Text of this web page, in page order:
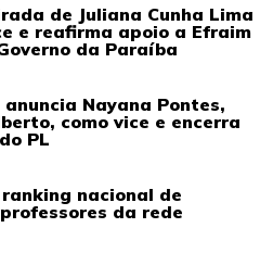
de Juliana Cunha Lima
e reafirma apoio a Efraim
da Paraíba
Nayana Pontes,
como vice e encerra
PL
nacional de
da rede